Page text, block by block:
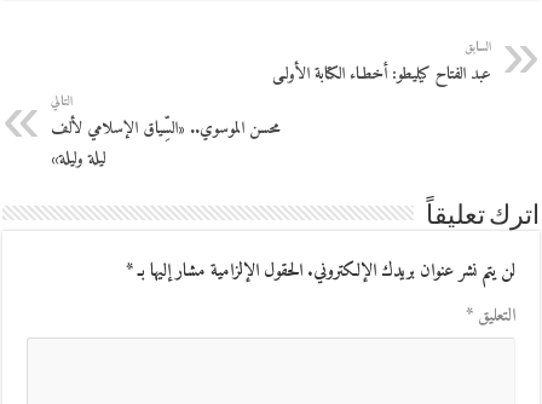
السابق
عبد الفتاح كيليطو: أخطـاء الكتابة الأولـى
التالي
محسن الموسوي.. «السِّياق الإسلامي لألف
ليلة وليلة»
اترك تعليقاً
لن يتم نشر عنوان بريدك الإلكتروني.الحقول الإلزامية مشار إليها بـ*
التعليق*